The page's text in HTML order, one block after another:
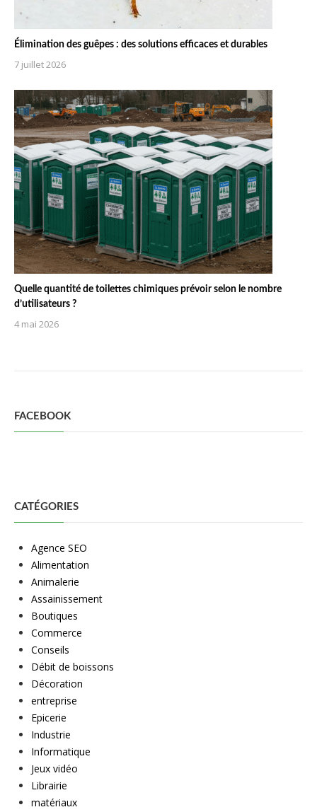
Élimination des guêpes : des solutions efficaces et durables
7 juillet 2026
Quelle quantité de toilettes chimiques prévoir selon le nombre
d’utilisateurs ?
4 mai 2026
FACEBOOK
CATÉGORIES
Agence SEO
Alimentation
Animalerie
Assainissement
Boutiques
Commerce
Conseils
Débit de boissons
Décoration
entreprise
Epicerie
Industrie
Informatique
Jeux vidéo
Librairie
matériaux